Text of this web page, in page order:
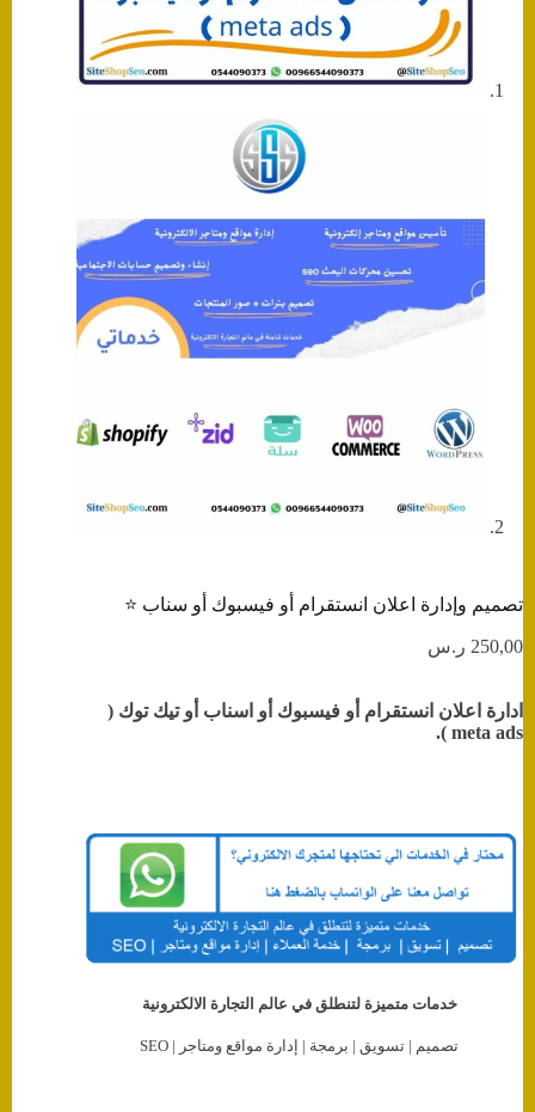
تصميم وإدارة اعلان انستقرام أو فيسبوك أو سناب ⭐️
250,00 ر.س
ادارة اعلان انستقرام أو فيسبوك أو اسناب أو تيك توك (
meta ads ).
خدمات متميزة لتنطلق في عالم التجارة الالكترونية
تصميم | تسويق | برمجة | إدارة مواقع ومتاجر | SEO